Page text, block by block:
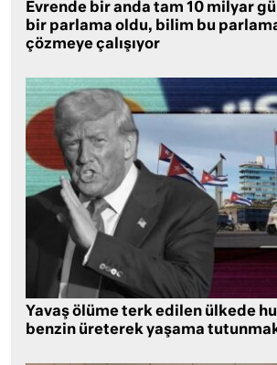
Evrende bir anda tam 10 milyar
bir parlama oldu, bilim bu
çözmeye çalışıyor
Yavaş ölüme terk edilen ülkede
benzin üreterek yaşama